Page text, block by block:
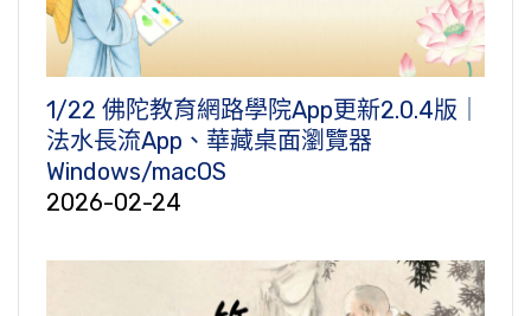
1/22 佛陀教育網路學院App更新2.0.4版｜
法水長流App、華藏桌面瀏覽器
Windows/macOS
2026-02-24